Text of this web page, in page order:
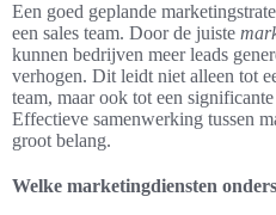
Een goed geplande
een sales team. Door de juiste
kunnen bedrijven meer leads
verhogen. Dit leidt niet alleen tot
team, maar ook tot een
Effectieve samenwerking tussen
groot belang.
Welke marketingdiensten